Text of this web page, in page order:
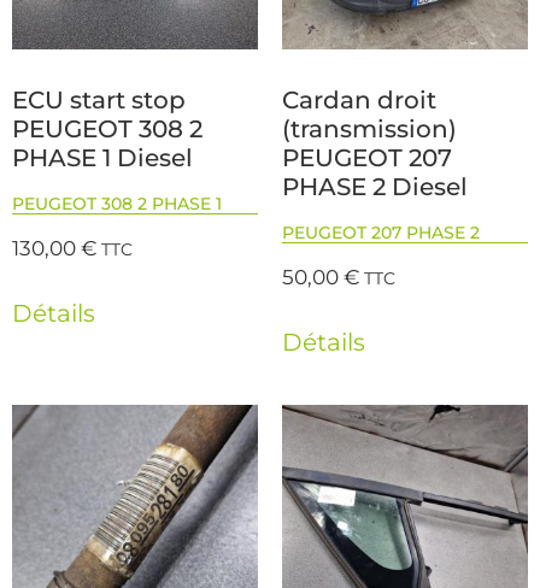
ECU start stop
PEUGEOT 308 2
PHASE 1 Diesel
PEUGEOT 308 2 PHASE 1
130,00€ TTC
Détails
Cardan droit
(transmission)
PEUGEOT 207
PHASE 2 Diesel
PEUGEOT 207 PHASE 2
50,00€ TTC
Détails